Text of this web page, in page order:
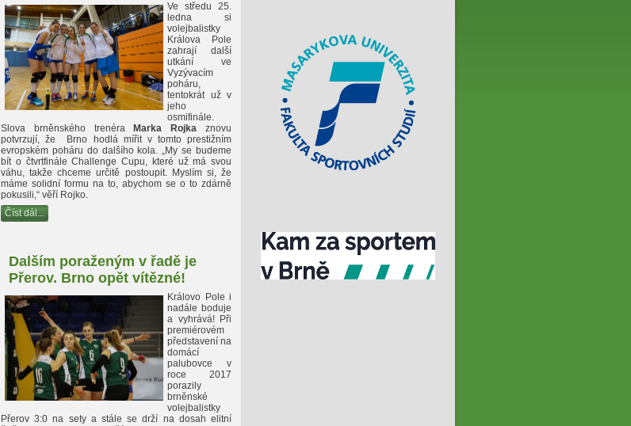
Ve středu 25.
ledna si
volejbalistky
Králova Pole
zahrají další
utkání ve
Vyzývacím
poháru,
tentokrát už v
jeho
osmifinále.
Slova brněnského trenéra
Marka Rojka znovu
potvrzují, že Brno hodlá mířit v tomto prestižním
evropském poháru do dalšího kola. „My se budeme
bít o čtvrtfinále Challenge Cupu, které už má svou
váhu, takže chceme určitě postoupit. Myslím si, že
máme solidní formu na to, abychom se o to zdárně
pokusili,“ věří Rojko.
Číst dál...
Dalším poraženým v řadě je
Přerov. Brno opět vítězné!
Královo Pole i
nadále boduje
a vyhrává! Při
premiérovém
představení na
domácí
palubovce v
roce 2017
porazily
brněnské
volejbalistky
Přerov 3:0 na sety a stále se drží na dosah elitní